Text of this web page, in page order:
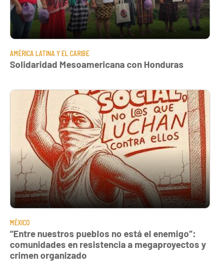
AMÉRICA LATINA Y EL CARIBE
Solidaridad Mesoamericana con Honduras
MÉXICO
“Entre nuestros pueblos no está el enemigo”:
comunidades en resistencia a megaproyectos y
crimen organizado